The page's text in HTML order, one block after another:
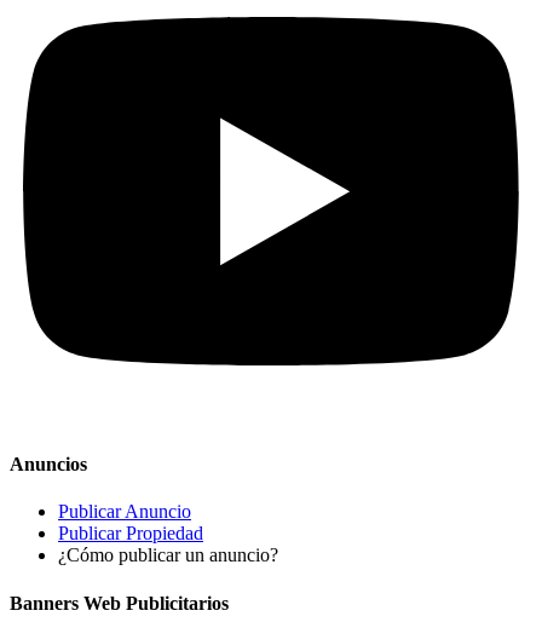
Anuncios
Publicar Anuncio
Publicar Propiedad
¿Cómo publicar un anuncio?
Banners Web Publicitarios